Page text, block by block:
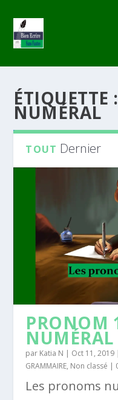
ÉTIQUETTE :
NUMÉRAL
TOUT Dernier
PRONOM
NUMÉRAL
par Katia N | Oct 11, 2019
GRAMMAIRE, Non classé |
Les pronoms